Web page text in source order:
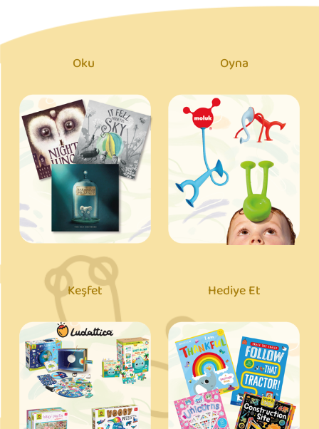
Oku Oyna
Keşfet Hediye Et